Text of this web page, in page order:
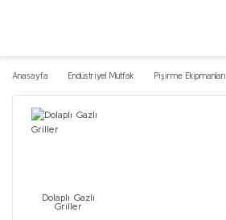
Anasayfa Endüstriyel Mutfak Pişirme Ekipmanları
Dolaplı Gazlı
Griller